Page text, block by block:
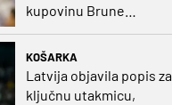
kupovinu Brune
KOŠARKA
Latvija objavila popis za
ključnu utakmicu,